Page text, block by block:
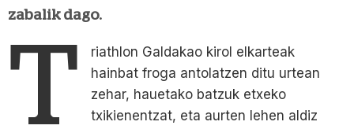
zabalik dago.
T
riathlon Galdakao kirol elkarteak
hainbat froga antolatzen ditu urtean
zehar, hauetako batzuk etxeko
txikienentzat, eta aurten lehen aldiz